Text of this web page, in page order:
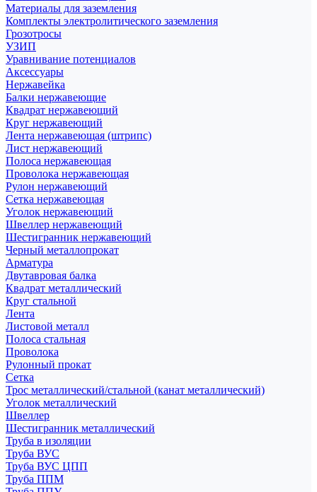
Материалы для заземления
Комплекты электролитического заземления
Грозотросы
УЗИП
Уравнивание потенциалов
Аксессуары
Нержавейка
Балки нержавеющие
Квадрат нержавеющий
Круг нержавеющий
Лента нержавеющая (штрипс)
Лист нержавеющий
Полоса нержавеющая
Проволока нержавеющая
Рулон нержавеющий
Сетка нержавеющая
Уголок нержавеющий
Швеллер нержавеющий
Шестигранник нержавеющий
Черный металлопрокат
Арматура
Двутавровая балка
Квадрат металлический
Круг стальной
Лента
Листовой металл
Полоса стальная
Проволока
Рулонный прокат
Сетка
Трос металлический/стальной (канат металлический)
Уголок металлический
Швеллер
Шестигранник металлический
Труба в изоляции
Труба ВУС
Труба ВУС ЦПП
Труба ППМ